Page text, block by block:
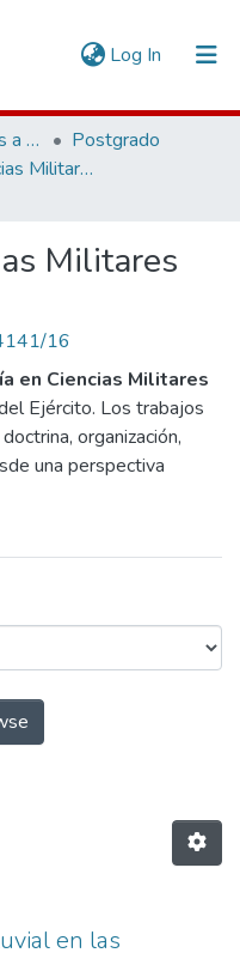
Log In (current)
1. Trabajos Conducentes a Grados y Títulos
Postgrado
Maestría en Ciencias Militares
Militares
16
en Ciencias Militares
Ejército. Los trabajos
organización,
una perspectiva
Militares
en las